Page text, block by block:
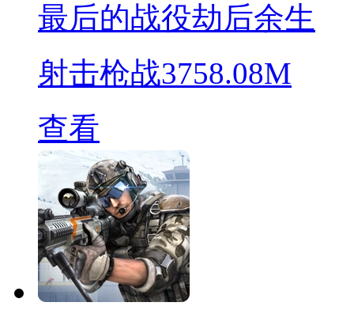
最后的战役劫后余生
射击枪战3758.08M
查看